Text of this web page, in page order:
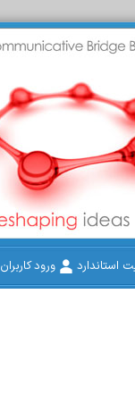
استاندارد ورود کاربران